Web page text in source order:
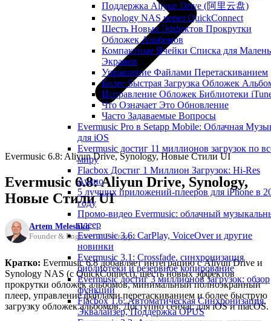
Поддержка Aliyun Drive (阿里云盘)
Synology NAS через QuickConnect
Шесть Новых Эффектов Прокрутки
Обложек Альбомов
Компактные Ячейки Списка для
Экранов
Управление Файлами Перетаскиванием
Более Быстрая Загрузка Обложек
Исправление Обложек Библиотеки
Что Означает Это Обновление
Часто Задаваемые Вопросы
Evermusic Pro в Setapp Mobile: Облачная
для iOS
Evermusic достиг 11 миллионов загрузок по
миру
Flacbox Достиг 1 Миллион Загрузок: Hi-Res
Аудио
5 лучших приложений-плееров для iPhone в
году
Промо-видео Evermusic: облачный
плеер
Evermusic 3.6: CarPlay, VoiceOver и другие
новинки
Evermusic 3.1: Crossfade, синхронизация
библиотеки и резервное копирование
Evermusic достиг 3 миллионов загрузок: обзор
функций
Flacbox 1.6: Автоматическая Синхронизация,
Эквалайзер, Поддержка OPUS
Evermusic 6.8: Aliyun Drive, Synology, Новые Стили UI
Evermusic 6.8: Aliyun Drive, Synology,
Новые Стили UI
Artem Meleshko
Founder & Engineer at Everappz
Кратко: Evermusic 6.8 добавляет интеграцию с Aliyun Drive и
Synology NAS (с QuickConnect), шесть новых эффектов
прокрутки обложек альбомов, минимальный полноэкранный
плеер, управление файлами перетаскиванием и более быструю
загрузку обложек альбомов. Доступно сейчас для iOS и macOS.